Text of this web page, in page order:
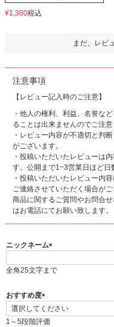
¥1,380税込
まだ、レビ
注意事項
【レビュー記入時のご注意】
・他人の権利、利益、名誉な
ることは出来ませんのでご注意
・レビュー内容が不適切と判
がございます。
・投稿いただいたレビューは
す。公開まで1~3営業日ほど日
・投稿いただいたレビュー内
ご連絡させていただく場合がご
商品に関するご質問やお問合
はお電話にてお願い致します。
ニックネーム
必
全角25文字まで
おすすめ度
(
必
1～5段階評価